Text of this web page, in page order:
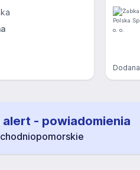
Dodana
alert - powiadomienia